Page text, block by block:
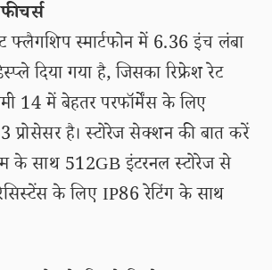
स्मार्टफोन में 6.36 इंच लंबा
दिया गया है, जिसका रिफ्रेश रेट
14 में बेहतर परफॉर्मेंस के लिए
प्रोसेसर है। स्टोरेज सेक्शन की बात करें
के साथ 512GB इंटरनल स्टोरेज से
के लिए IP86 रेटिंग के साथ